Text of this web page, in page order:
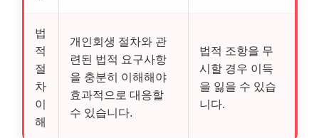
법
적
절
차
이
해
개인회생 절차와 관
련된 법적 요구사항
을 충분히 이해해야
효과적으로 대응할
수 있습니다.
법적 조항을 무
시할 경우 이득
을 잃을 수 있습
니다.